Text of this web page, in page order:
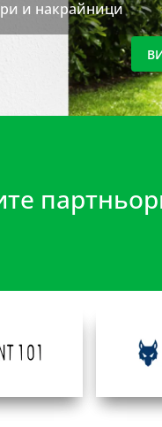
и накрайници